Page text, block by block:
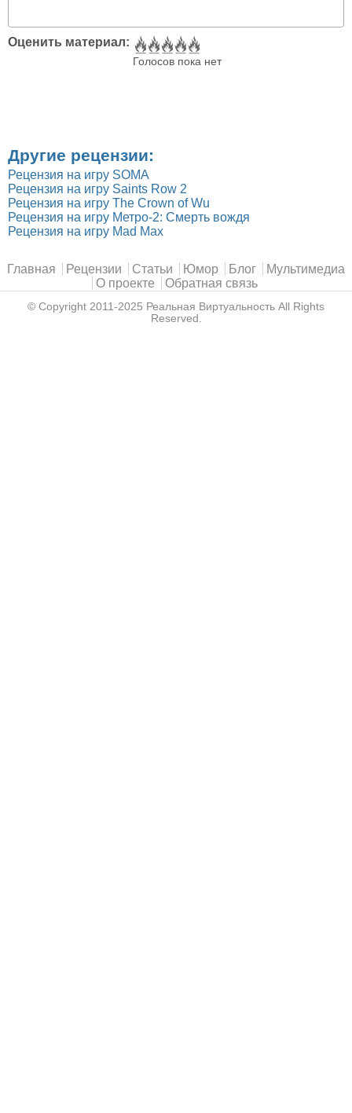
Оценить материал:
Голосов пока нет
Другие рецензии:
Рецензия на игру SOMA
Рецензия на игру Saints Row 2
Рецензия на игру The Crown of Wu
Рецензия на игру Метро-2: Смерть вождя
Рецензия на игру Mad Max
Главное меню
Главная Рецензии Статьи Юмор Блог
Мультимедиа
О проекте
Обратная связь
© Copyright 2011-2025 Реальная Виртуальность All Rights
Reserved.